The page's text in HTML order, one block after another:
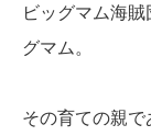
ビッグマム海
グマム。
その育ての親で